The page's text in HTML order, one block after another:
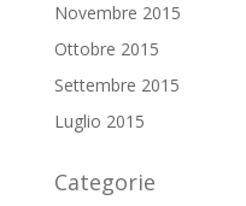
Novembre 2015
Ottobre 2015
Settembre 2015
Luglio 2015
Categorie